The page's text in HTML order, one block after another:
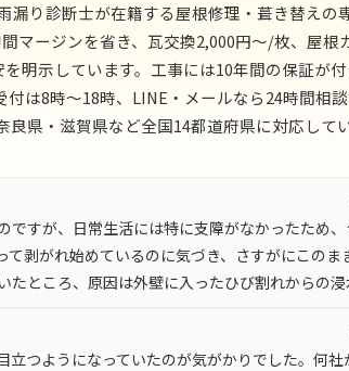
り診断士が在籍する屋根修理・葺き替えの
マージンを省き、瓦交換2,000円〜/枚、屋根
明示しています。工事には10年間の保証が
は8時〜18時、LINE・メールなら24時間相
県・滋賀県など全国14都道府県に対応してい
ですが、日常生活には特に支障がなかったため
剥がれ始めているのに気づき、さすがにこのま
ところ、原因は外壁に入ったひび割れからの浸
立つようになっていたのが気がかりでした。何社